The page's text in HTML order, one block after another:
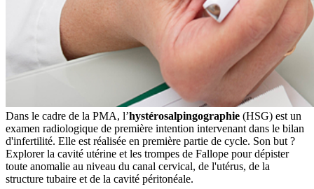
Dans le cadre de la PMA, l’hystérosalpingographie (HSG) est un
examen radiologique de première intention intervenant dans le bilan
d'infertilité. Elle est réalisée en première partie de cycle. Son but ?
Explorer la cavité utérine et les trompes de Fallope pour dépister
toute anomalie au niveau du canal cervical, de l'utérus, de la
structure tubaire et de la cavité péritonéale.